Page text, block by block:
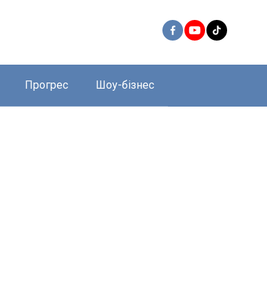
Прогрес Шоу-бізнес